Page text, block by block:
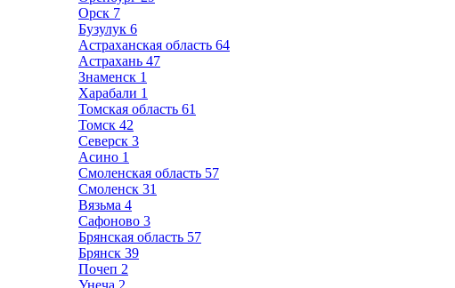
Орск 7
Бузулук 6
Астраханская область 64
Астрахань 47
Знаменск 1
Харабали 1
Томская область 61
Томск 42
Северск 3
Асино 1
Смоленская область 57
Смоленск 31
Вязьма 4
Сафоново 3
Брянская область 57
Брянск 39
Почеп 2
Унеча 2